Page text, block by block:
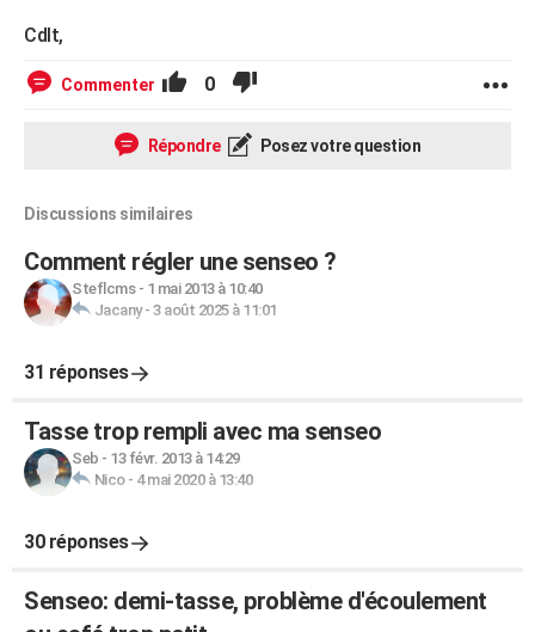
Cdlt,
Commenter 0
Répondre Posez votre question
Discussions similaires
Comment régler une senseo ?
Steflcms- 1 mai 2013 à 10:40
Jacany- 3 août 2025 à 11:01
31 réponses
Tasse trop rempli avec ma senseo
Seb - 13 févr. 2013 à 14:29
Nico- 4 mai 2020 à 13:40
30 réponses
Senseo: demi-tasse, problème d'écoulement